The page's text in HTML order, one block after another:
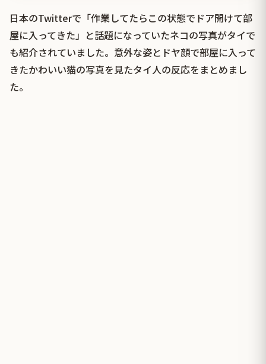
日本のTwitterで「作業してたらこの状態でドア開けて部
屋に入ってきた」と話題になっていたネコの写真がタイで
も紹介されていました。意外な姿とドヤ顔で部屋に入って
きたかわいい猫の写真を見たタイ人の反応をまとめまし
た。